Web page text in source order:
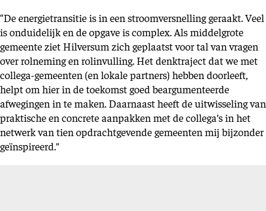
“De energietransitie is in een stroomversnelling geraakt. Veel
is onduidelijk en de opgave is complex. Als middelgrote
gemeente ziet Hilversum zich geplaatst voor tal van vragen
over rolneming en rolinvulling. Het denktraject dat we met
collega-gemeenten (en lokale partners) hebben doorleeft,
helpt om hier in de toekomst goed beargumenteerde
afwegingen in te maken. Daarnaast heeft de uitwisseling van
praktische en concrete aanpakken met de collega’s in het
netwerk van tien opdrachtgevende gemeenten mij bijzonder
geïnspireerd.”